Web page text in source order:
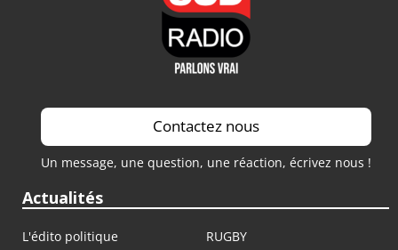
Contactez nous
Un message, une question, une réaction, écrivez nous !
Actualités
L'édito politique
RUGBY